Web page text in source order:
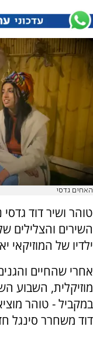
האחים גדסי
טוהר ושיר דוד
השירים והצלילים
ילדיו של המוזיקאי
אחרי שהחיים
מוזיקלית, השבוע
במקביל - טוהר
דוד משחרר סינגל